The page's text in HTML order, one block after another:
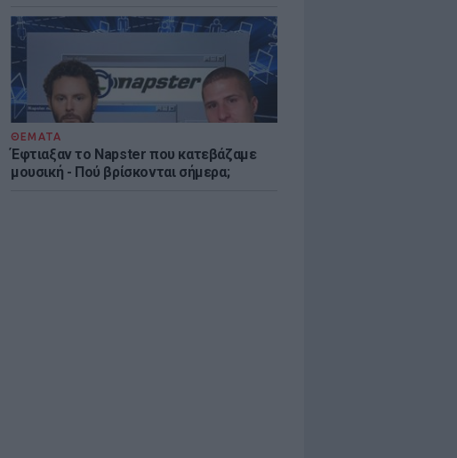
ΘΕΜΑΤΑ
Έφτιαξαν το Napster που κατεβάζαμε
μουσική - Πού βρίσκονται σήμερα;